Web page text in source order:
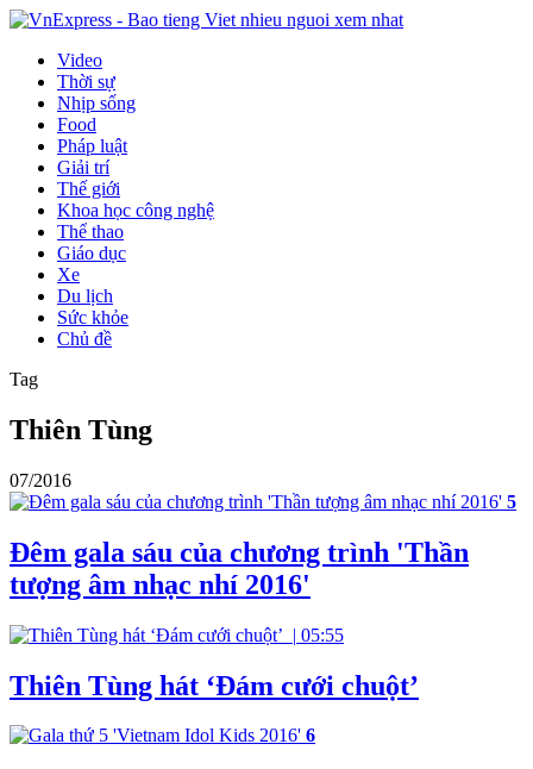
Video
Thời sự
Nhịp sống
Food
Pháp luật
Giải trí
Thế giới
Khoa học công nghệ
Thể thao
Giáo dục
Xe
Du lịch
Sức khỏe
Chủ đề
Tag
Thiên Tùng
07/2016
5
Đêm gala sáu của chương trình 'Thần
tượng âm nhạc nhí 2016'
| 05:55
Thiên Tùng hát ‘Đám cưới chuột’
6